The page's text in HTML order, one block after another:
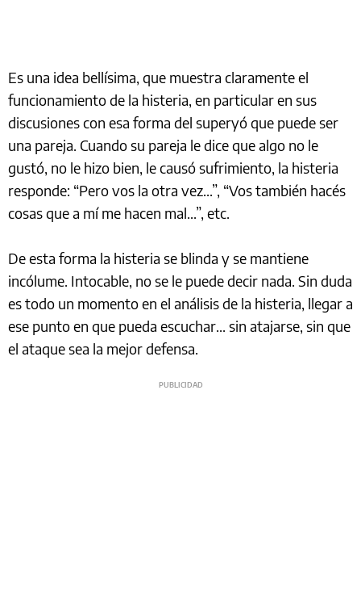
Es una idea bellísima, que muestra claramente el
funcionamiento de la histeria, en particular en sus
discusiones con esa forma del superyó que puede ser
una pareja. Cuando su pareja le dice que algo no le
gustó, no le hizo bien, le causó sufrimiento, la histeria
responde: “Pero vos la otra vez...”, “Vos también hacés
cosas que a mí me hacen mal...”, etc.
De esta forma la histeria se blinda y se mantiene
incólume. Intocable, no se le puede decir nada. Sin duda
es todo un momento en el análisis de la histeria, llegar a
ese punto en que pueda escuchar... sin atajarse, sin que
el ataque sea la mejor defensa.